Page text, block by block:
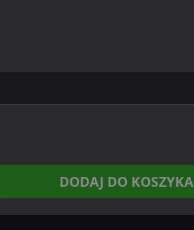
DODAJ DO KOSZYKA